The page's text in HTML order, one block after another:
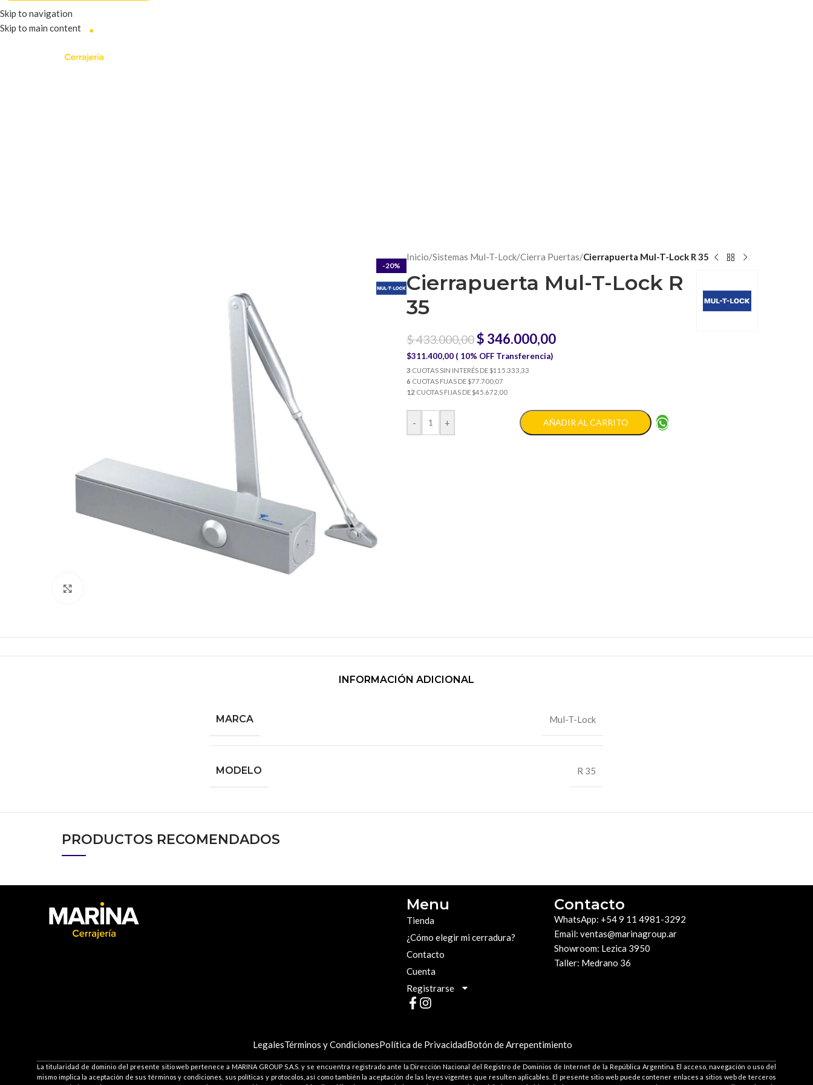
Skip to navigation
Skip to main content
-20%
Inicio/Sistemas Mul-T-Lock/Cierra Puertas/Cierrapuerta Mul-T-Lock R 35
Cierrapuerta Mul-T-Lock R
35
$433.000,00$ 346.000,00
$311.400,00 ( 10% OFF Transferencia)
3 CUOTAS SIN INTERÉS DE $115.333,33
6 CUOTAS FIJAS DE $77.700,07
12 CUOTAS FIJAS DE $45.672,00
- + AÑADIR AL CARRITO
INFORMACIÓN ADICIONAL
MARCA Mul-T-Lock
MODELO R 35
PRODUCTOS RECOMENDADOS
Menu
Tienda
¿Cómo elegir mi cerradura?
Contacto
Cuenta
Registrarse
Contacto
WhatsApp: +54 9 11 4981-3292
Email: ventas@marinagroup.ar
Showroom: Lezica 3950
Taller: Medrano 36
LegalesTérminos y CondicionesPolítica de PrivacidadBotón de Arrepentimiento
La titularidad de dominio del presente sitio web pertenece a MARINA GROUP S.A.S. y se encuentra registrado ante la Dirección Nacional del Registro de Dominios de Internet de la República Argentina. El acceso, navegación o uso del
mismo implica la aceptación de sus términos y condiciones, sus políticas y protocolos, así como también la aceptación de las leyes vigentes que resulten aplicables. El presente sitio web puede contener enlaces a sitios web de terceros